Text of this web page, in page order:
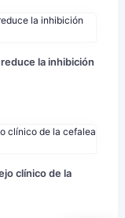
la inhibición
clínico de la